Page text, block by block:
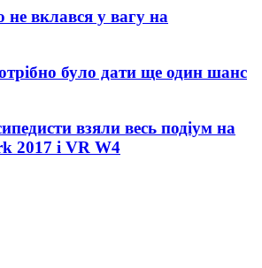
вклався у вагу на
було дати ще один шанс
взяли весь подіум на
2017 і VR W4